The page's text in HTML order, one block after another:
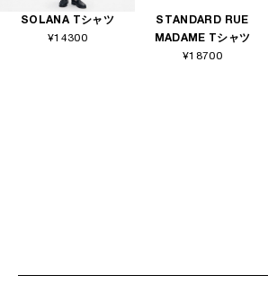
SOLANA Tシャツ
¥14300
STANDARD RUE
MADAME Tシャツ
¥18700